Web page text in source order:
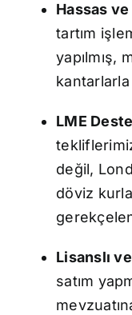
Hassas
tartım
yapılmış,
LME
değil,
döviz
Lisanslı
satım